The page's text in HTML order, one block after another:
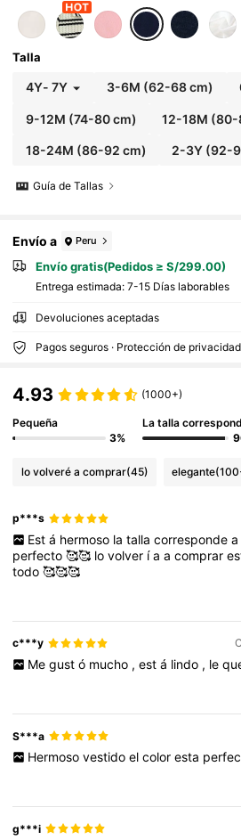
Talla
4Y- 7Y 3-6M (62-68 cm)
9-12M (74-80 cm) 12-18M (80-
18-24M (86-92 cm) 2-3Y (92-
Guía de Tallas
Envío a Peru
Envío gratis(Pedidos ≥ S/299.00)
Entrega estimada: 7-15 Días laborables
Devoluciones aceptadas
Pagos seguros · Protección de privacidad
4.93 (1000+)
Pequeña
3%
La talla
lo volveré a comprar(45) elegante
p***s
Est á hermoso la talla corresponde a
perfecto🥰🥰 lovolver íaacomprar
todo🥰🥰🥰
c***y
Me gust ó mucho , est á lindo , le
S***a
Hermoso vestido el color esta
g***i